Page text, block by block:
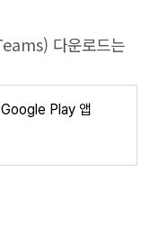
다운로드는
Play 앱